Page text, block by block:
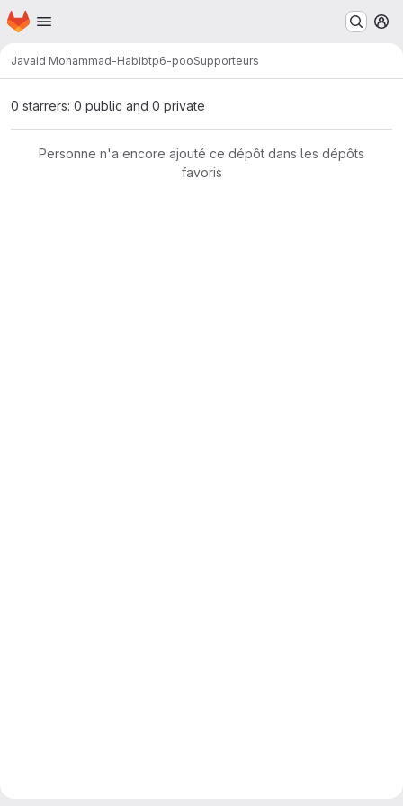
Passer au contenu principal
Page d'accueil
Javaid Mohammad-Habibtp6-pooSupporteurs
0 starrers: 0 public and 0 private
Personne n'a encore ajouté ce dépôt dans les dépôts
favoris